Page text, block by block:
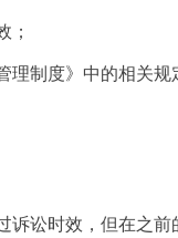
；
制度》中的相关
诉讼时效，但在之